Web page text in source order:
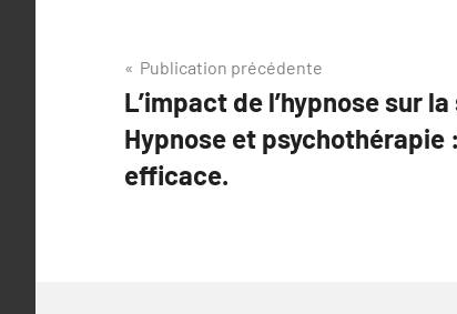
Navigation
de
l’article
Publication précédente
L’impact de l’hypnose sur
Hypnose et psychothérapie
efficace.